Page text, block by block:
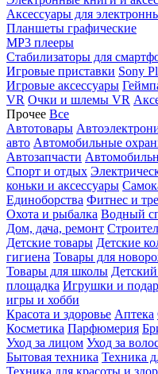
Аксессуары для
Планшеты графические
MP3 плееры
Стабилизаторы для
Игровые приставки Sony
Игровые аксессуары
VR Очки и шлемы VR
Прочее Все
Автотовары
авто Автомобильные
Автозапчасти
Спорт и отдых
коньки и аксессуары
Единоборства Фитнес и
Охота и рыбалка Водный
Дом, дача, ремонт
Детские товары Детские
гигиена Товары для
Товары для школы
площадка Игрушки и
игры и хобби
Красота и здоровье Аптека
Косметика Парфюмерия
Уход за лицом Уход за
Бытовая техника Техника
Техника для красоты и